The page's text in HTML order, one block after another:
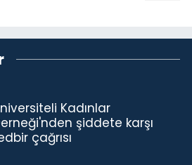
Kadınlar
şiddete karşı
çağrısı